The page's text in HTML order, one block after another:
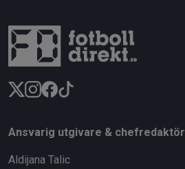
Ansvarig utgivare & chefredaktör
Aldijana Talic